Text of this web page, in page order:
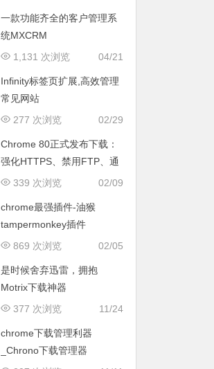
一款功能齐全的客户管理系
统MXCRM
04/21
1,131 次浏览
Infinity标签页扩展,高效管理
常见网站
02/29
277 次浏览
Chrome 80正式发布下载：
强化HTTPS、禁用FTP、通
知消息更静默
02/09
339 次浏览
chrome最强插件-油猴
tampermonkey插件
02/05
869 次浏览
是时候舍弃迅雷，拥抱
Motrix下载神器
11/24
377 次浏览
chrome下载管理利器
_Chrono下载管理器